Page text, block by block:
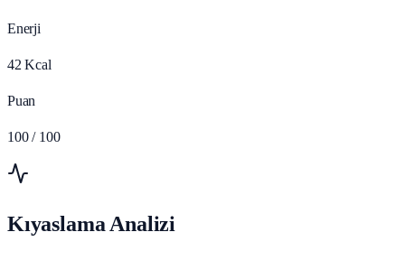
Enerji
42 Kcal
Puan
100 / 100
Kıyaslama Analizi